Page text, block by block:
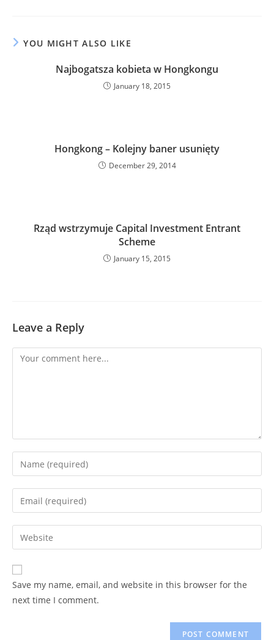
YOU MIGHT ALSO LIKE
Najbogatsza kobieta w Hongkongu
January 18, 2015
Hongkong – Kolejny baner usunięty
December 29, 2014
Rząd wstrzymuje Capital Investment Entrant
Scheme
January 15, 2015
Leave a Reply
Comment
Enter
your
name
comment
Enter
your
email
address
comment
Enter
your
website
URL
(optional)
Save my name, email, and website in this browser for the
next time I comment.